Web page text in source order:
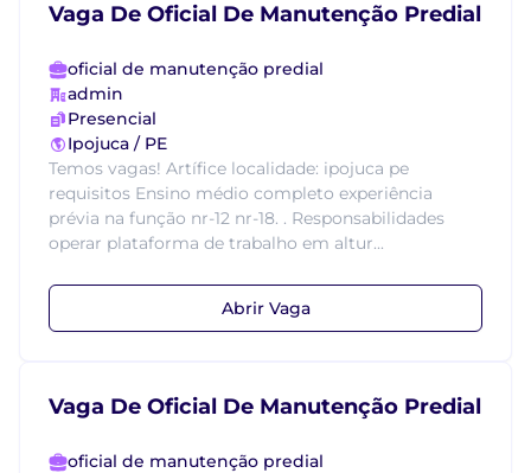
Vaga De Oficial De Manutenção Predial
oficial de manutenção predial
admin
Presencial
Ipojuca / PE
Temos vagas! Artífice localidade: ipojuca pe
requisitos Ensino médio completo experiência
prévia na função nr-12 nr-18. . Responsabilidades
operar plataforma de trabalho em altur...
Abrir Vaga
Vaga De Oficial De Manutenção Predial
oficial de manutenção predial